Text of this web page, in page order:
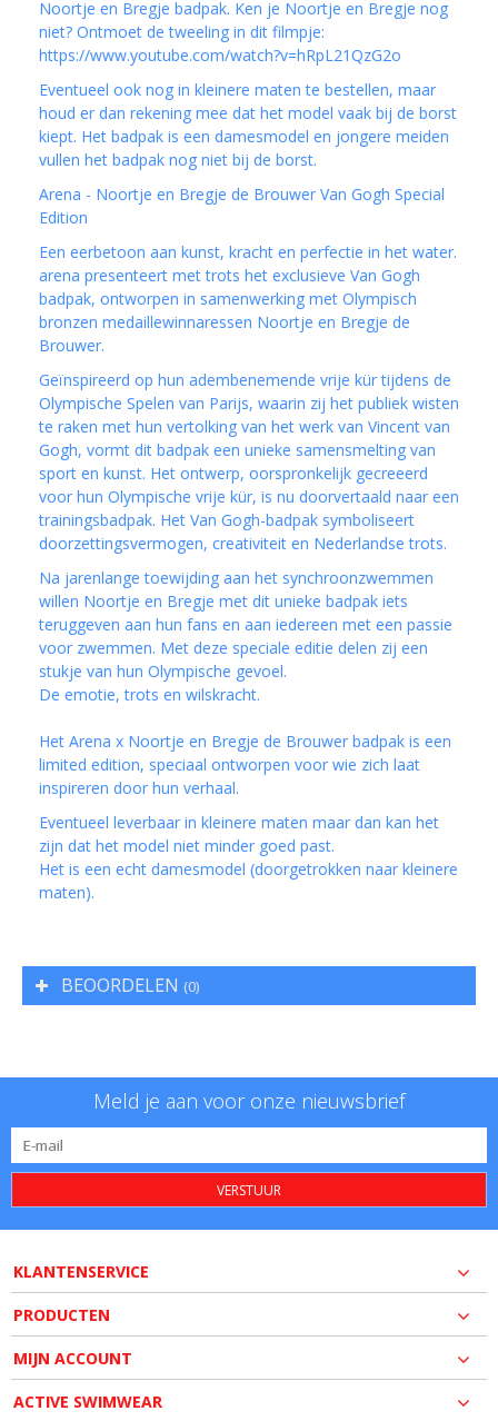
Noortje en Bregje badpak. Ken je Noortje en Bregje nog
niet? Ontmoet de tweeling in dit filmpje:
https://www.youtube.com/watch?v=hRpL21QzG2o
Eventueel ook nog in kleinere maten te bestellen, maar
houd er dan rekening mee dat het model vaak bij de borst
kiept. Het badpak is een damesmodel en jongere meiden
vullen het badpak nog niet bij de borst.
Arena - Noortje en Bregje de Brouwer Van Gogh Special
Edition
Een eerbetoon aan kunst, kracht en perfectie in het water.
arena presenteert met trots het exclusieve Van Gogh
badpak, ontworpen in samenwerking met Olympisch
bronzen medaillewinnaressen Noortje en Bregje de
Brouwer.
Geïnspireerd op hun adembenemende vrije kür tijdens de
Olympische Spelen van Parijs, waarin zij het publiek wisten
te raken met hun vertolking van het werk van Vincent van
Gogh, vormt dit badpak een unieke samensmelting van
sport en kunst. Het ontwerp, oorspronkelijk gecreeerd
voor hun Olympische vrije kür, is nu doorvertaald naar een
trainingsbadpak. Het Van Gogh-badpak symboliseert
doorzettingsvermogen, creativiteit en Nederlandse trots.
Na jarenlange toewijding aan het synchroonzwemmen
willen Noortje en Bregje met dit unieke badpak iets
teruggeven aan hun fans en aan iedereen met een passie
voor zwemmen. Met deze speciale editie delen zij een
stukje van hun Olympische gevoel.
De emotie, trots en wilskracht.
Het Arena x Noortje en Bregje de Brouwer badpak is een
limited edition, speciaal ontworpen voor wie zich laat
inspireren door hun verhaal.
Eventueel leverbaar in kleinere maten maar dan kan het
zijn dat het model niet minder goed past.
Het is een echt damesmodel (doorgetrokken naar kleinere
maten).
BEOORDELEN (0)
Meld je aan voor onze nieuwsbrief
VERSTUUR
KLANTENSERVICE
PRODUCTEN
MIJN ACCOUNT
ACTIVE SWIMWEAR